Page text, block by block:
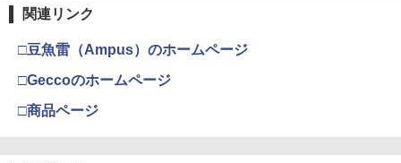
コン 男の子 プレゼント 誕生日 プレゼン
4
TAMASHII NATIONS S.H.フィギュアー
BS製 塗装済み可動フィギュア
4
30MM xEXM-000 ゼノヴァルト 1/144ス
4
￥4,761
型用接着剤 87003
￥184
関連リンク
□豆魚雷（Ampus）のホームページ
□Geccoのホームページ
□商品ページ